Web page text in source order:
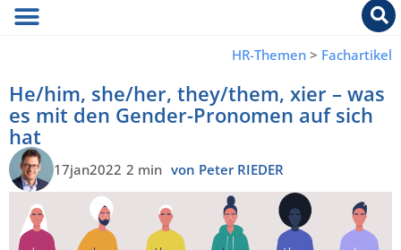
HR-Themen > Fachartikel
He/him, she/her, they/them, xier – was
es mit den Gender-Pronomen auf sich
hat
17jan2022 2 min von Peter RIEDER